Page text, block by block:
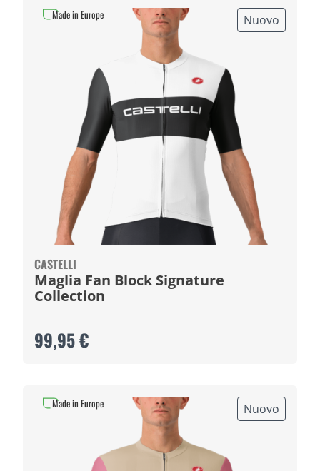
Nuovo
CASTELLI
Maglia Fan Block Signature
Collection
99,95 €
Made in Europe
Nuovo
Made in Europe